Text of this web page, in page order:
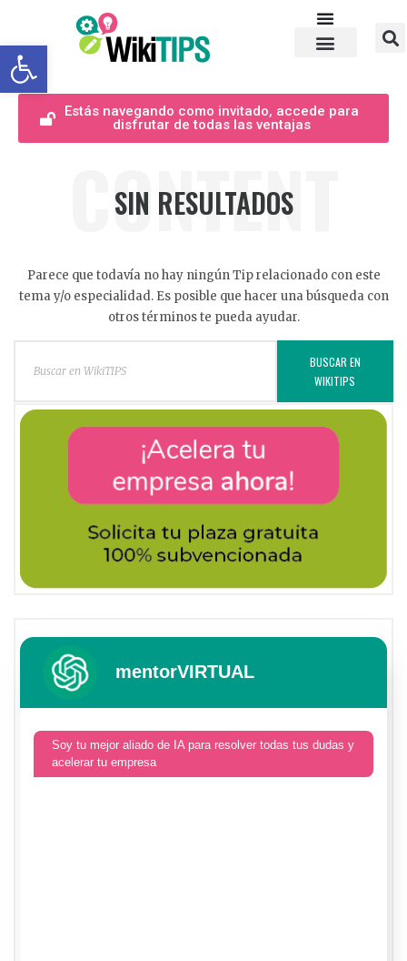
Abrir barra de herramientas
Estás navegando como invitado, accede para
disfrutar de todas las ventajas
CONTENT
SIN RESULTADOS
Parece que todavía no hay ningún Tip relacionado con este
tema y/o especialidad. Es posible que hacer una búsqueda con
otros términos te pueda ayudar.
BUSCAR EN
WIKITIPS
mentorVIRTUAL
Soy tu mejor aliado de IA para resolver todas tus dudas y
acelerar tu empresa